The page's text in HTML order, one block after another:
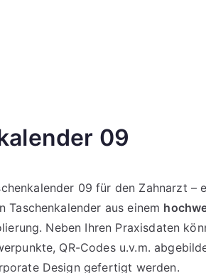
09
09 für den Zahnarzt
Taschenkalender aus einem
Neben Ihren Praxisdaten
QR-Codes u.v.m.
Design gefertigt werden.